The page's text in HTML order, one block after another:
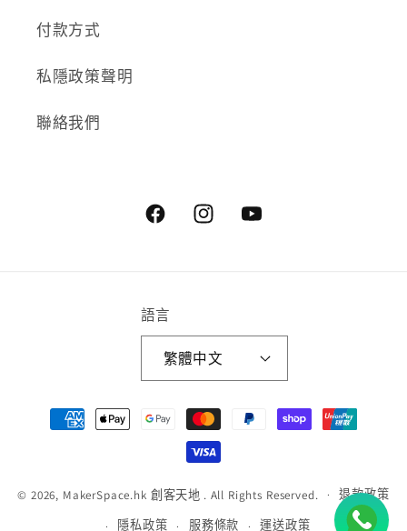
付款方式
私隱政策聲明
聯絡我們
FacebookInstagramYouTube
語言
繁體中文
付
款
式
© 2026, MakerSpace.hk 創客天地 . All Rights Reserved. 退款政策
隱私政策 服務條款 運送政策